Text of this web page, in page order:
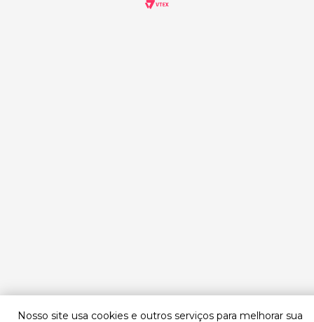
Nosso site usa cookies e outros serviços para melhorar sua